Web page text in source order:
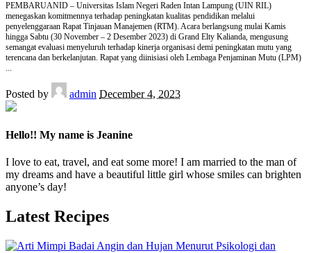
PEMBARUANID – Universitas Islam Negeri Raden Intan Lampung (UIN RIL)
menegaskan komitmennya terhadap peningkatan kualitas pendidikan melalui
penyelenggaraan Rapat Tinjauan Manajemen (RTM). Acara berlangsung mulai Kamis
hingga Sabtu (30 November – 2 Desember 2023) di Grand Elty Kalianda, mengusung
semangat evaluasi menyeluruh terhadap kinerja organisasi demi peningkatan mutu yang
terencana dan berkelanjutan. Rapat yang diinisiasi oleh Lembaga Penjaminan Mutu (LPM)
...
Posted by admin December 4, 2023
Hello!! My name is Jeanine
I love to eat, travel, and eat some more! I am married to the man of
my dreams and have a beautiful little girl whose smiles can brighten
anyone’s day!
Latest Recipes